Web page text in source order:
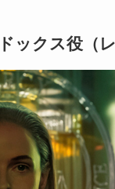
ックス役（